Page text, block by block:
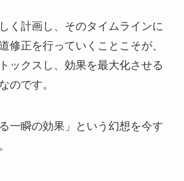
く計画し、そのタイムラインに
修正を行っていくことこそが、
ックスし、効果を最大化させる
のです。
一瞬の効果」という幻想を今す